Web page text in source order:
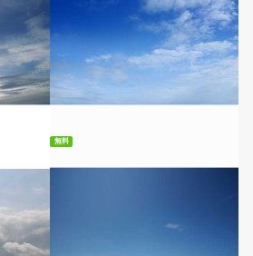
無料ダウンロード
無料